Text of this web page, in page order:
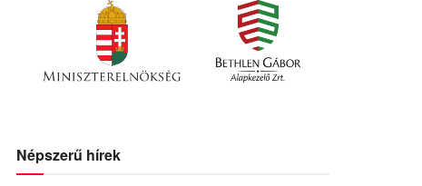
Népszerű hírek